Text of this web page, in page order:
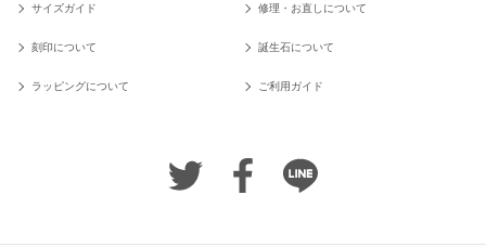
サイズガイド 修理・お直しについて
刻印について 誕生石について
ラッピングについて ご利用ガイド